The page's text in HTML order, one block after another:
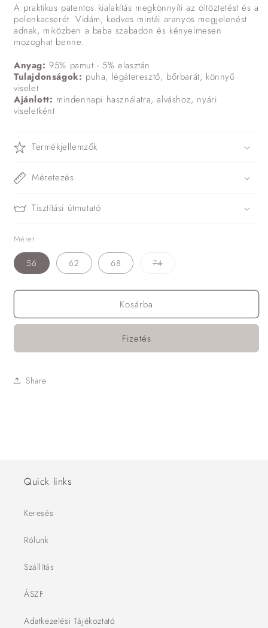
A praktikus patentos kialakítás megkönnyíti az öltöztetést és a
pelenkacserét. Vidám, kedves mintái aranyos megjelenést
adnak, miközben a baba szabadon és kényelmesen
mozoghat benne.
Anyag: 95% pamut - 5% elasztán
Tulajdonságok: puha, légáteresztő, bőrbarát, könnyű
viselet
Ajánlott: mindennapi használatra, alváshoz, nyári
viseletként
Termékjellemzők
Méretezés
Tisztítási útmutató
Méret
56 62 68 74A
vagy
Kosárba
Fizetés
Share
Quick links
Keresés
Rólunk
Szállítás
ÁSZF
Adatkezelési Tájékoztató